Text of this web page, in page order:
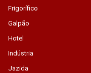
Frigorífico
Galpão
Hotel
Indústria
Jazida